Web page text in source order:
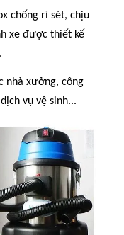
rỉ sét, chịu
xe được thiết kế
xưởng, công
vụ vệ sinh...